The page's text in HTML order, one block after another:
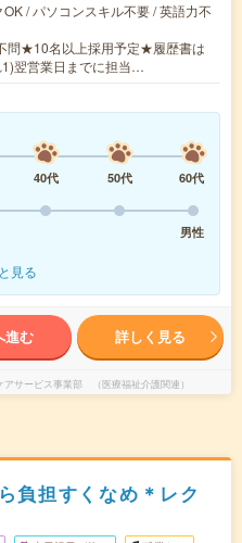
/ パソコンスキル不要 / 英語力不
問★10名以上採用予定★履歴書は
翌営業日までに担当…
40代 50代
60代
男性
見る
進む 詳しく見る
サービス事業部 （医療福祉介護関連）
負担すくなめ＊レク